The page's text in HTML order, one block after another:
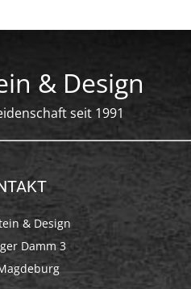
& Design
seit 1991
& Design
Damm 3